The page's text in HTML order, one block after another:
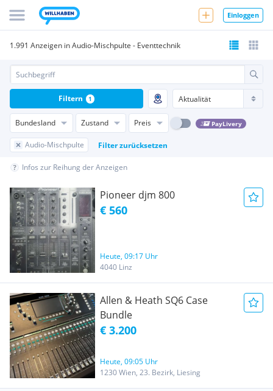
Einloggen
1.991 Anzeigen in Audio-Mischpulte - Eventtechnik
Bundesland Zustand Preis PayLivery
Audio-Mischpulte Filter zurücksetzen
Filtern 1
Infos zur Reihung der Anzeigen
Pioneer djm 800
€ 560
Heute, 09:17 Uhr
4040 Linz
Allen & Heath SQ6 Case
Bundle
€ 3.200
Heute, 09:05 Uhr
1230 Wien, 23. Bezirk, Liesing